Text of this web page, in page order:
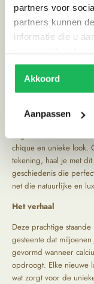
partners voor
partners kunnen
informatie die u
Akkoord
Aanpassen
E-mail
interieur nodig heeft!
unieke, gelaagde
interieurontwerp,
effect. Doordat onyx
chique en unieke look.
tekening, haal je met
geschiedenis die
net die natuurlijke en
Het verhaal
Deze prachtige
gesteente dat
gevormd wanneer
opdroogt. Elke nieuwe
wat zorgt voor de